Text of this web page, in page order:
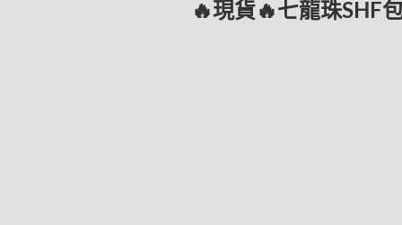
🔥現貨🔥七龍珠SHF